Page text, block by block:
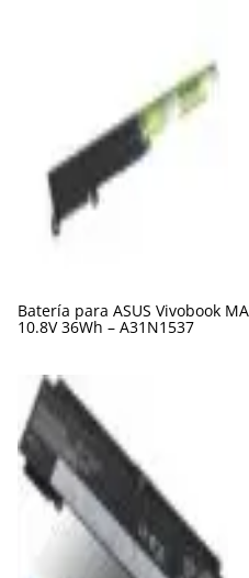
Batería para ASUS Vivobook
10.8V 36Wh – A31N1537